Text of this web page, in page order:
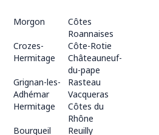
Morgon
Côtes
Roannaises
Crozes-
Hermitage
Côte-Rotie
Châteauneuf-
du-pape
Grignan-les-
Adhémar
Rasteau
Vacqueras
Hermitage
Côtes du
Rhône
Bourgueil
Reuilly